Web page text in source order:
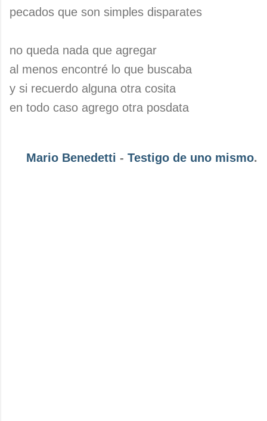
pecados que son simples disparates
no queda nada que agregar
al menos encontré lo que buscaba
y si recuerdo alguna otra cosita
en todo caso agrego otra posdata
Mario Benedetti - Testigo de uno mismo.